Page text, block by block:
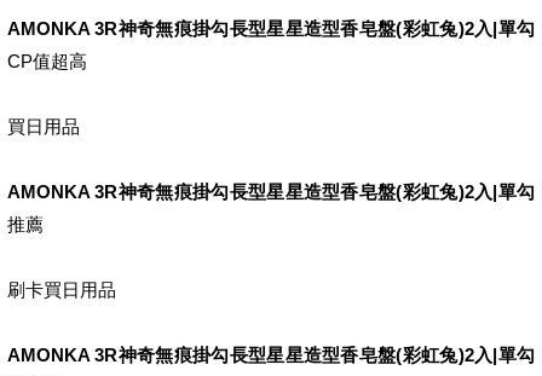
AMONKA 3R神奇無痕掛勾長型星星造型香皂盤(彩虹兔)2入|單勾
CP值超高
買日用品
AMONKA 3R神奇無痕掛勾長型星星造型香皂盤(彩虹兔)2入|單勾
推薦
刷卡買日用品
AMONKA 3R神奇無痕掛勾長型星星造型香皂盤(彩虹兔)2入|單勾